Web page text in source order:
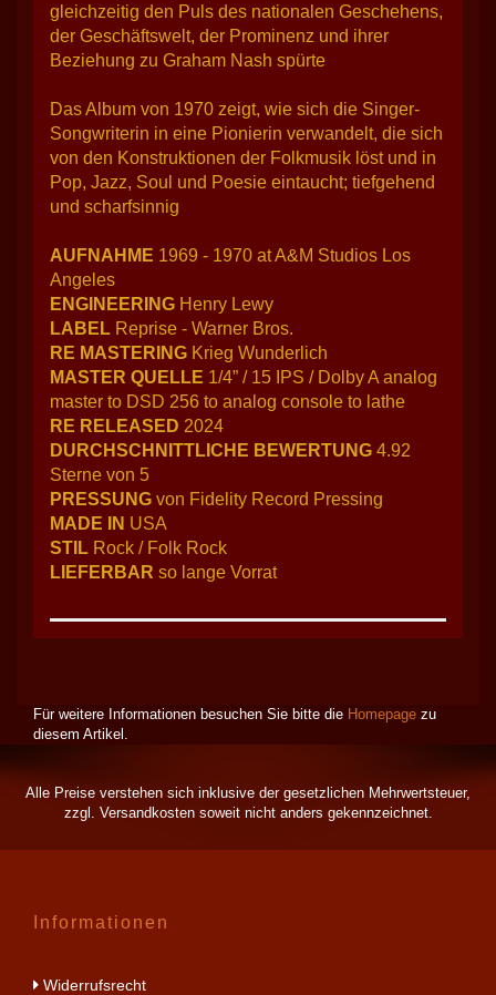
gleichzeitig den Puls des nationalen Geschehens,
der Geschäftswelt, der Prominenz und ihrer
Beziehung zu Graham Nash spürte
Das Album von 1970 zeigt, wie sich die Singer-
Songwriterin in eine Pionierin verwandelt, die sich
von den Konstruktionen der Folkmusik löst und in
Pop, Jazz, Soul und Poesie eintaucht; tiefgehend
und scharfsinnig
AUFNAHME 1969 - 1970 at A&M Studios Los
Angeles
ENGINEERING Henry Lewy
LABEL Reprise - Warner Bros.
RE MASTERING Krieg Wunderlich
MASTER QUELLE 1/4” / 15 IPS / Dolby A analog
master to DSD 256 to analog console to lathe
RE RELEASED 2024
DURCHSCHNITTLICHE BEWERTUNG 4.92
Sterne von 5
PRESSUNG von Fidelity Record Pressing
MADE IN USA
STIL Rock / Folk Rock
LIEFERBAR so lange Vorrat
Für weitere Informationen besuchen Sie bitte die Homepage zu
diesem Artikel.
Alle Preise verstehen sich inklusive der gesetzlichen Mehrwertsteuer,
zzgl. Versandkostensoweit nicht anders gekennzeichnet.
Informationen
Widerrufsrecht